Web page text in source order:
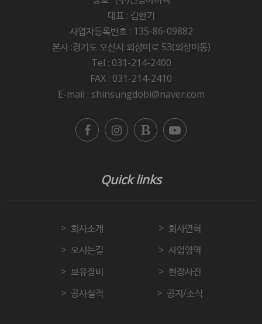
대표 : 김한기
사업자등록번호 : 135-86-09882
본사 :경기도 오산시 외삼미로 53(외삼미동)
Tel : 031-214-2400
FAX : 031-214-2410
E-mail : shinsungdobi@naver.com
Quick links
회사소개
회사연혁
오시는길
사업영역
보유장비
현장사진
공사실적
공지/소식